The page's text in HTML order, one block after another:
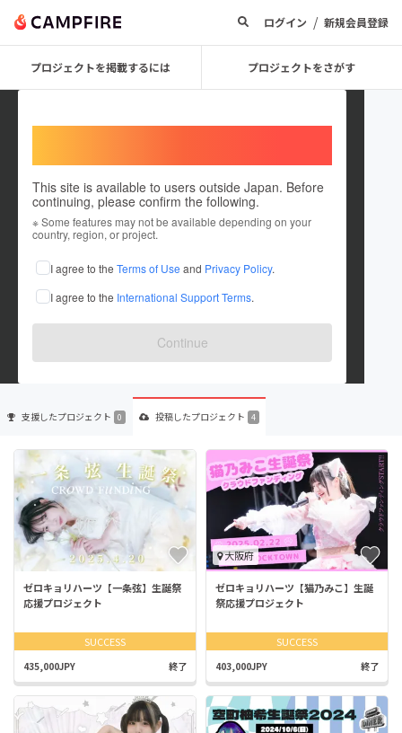
ログイン / 新規会員登録
プロジェクトを掲載するには プロジェクトをさがす
This site is available to users outside Japan. Before
continuing, please confirm the following.
※ Some features may not be available depending on your
country, region, or project.
I agree to the Terms of Use and Privacy Policy.
I agree to the International Support Terms.
Continue
MEEKEST_base_shop
これまでに4件のプロジェクトを投稿しています
在住国：日本 現在地：大阪府
出身国：日本 出身地：大阪府
支援したプロジェクト 0 投稿したプロジェクト 4
ゼロキョリハーツ【一条弦】生誕祭
応援プロジェクト
SUCCESS
435,000JPY 終了
大阪府
ゼロキョリハーツ【猫乃みこ】生誕
祭応援プロジェクト
SUCCESS
403,000JPY 終了